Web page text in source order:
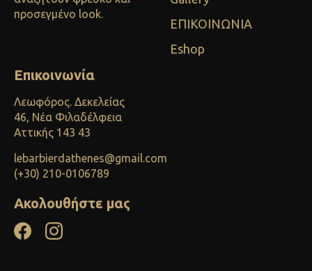
προσεγμένο look.
ΕΠΙΚΟΙΝΩΝΙΑ
Eshop
Επικοινωνία
Λεωφόρος. Δεκελείας
46, Νέα Φιλαδέλφεια
Αττικής 143 43
lebarbierdathenes@gmail.com
(+30) 210-0106789
Ακολουθήστε μας